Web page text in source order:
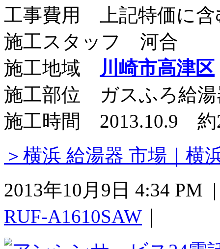
工事費用 上記特価に含
施工スタッフ 河合
施工地域
川崎市高津区
施工部位 ガスふろ給湯
施工時間 2013.10.9 約
＞横浜 給湯器 市場｜横
2013年10月9日 4:34
RUF-A1610SAW